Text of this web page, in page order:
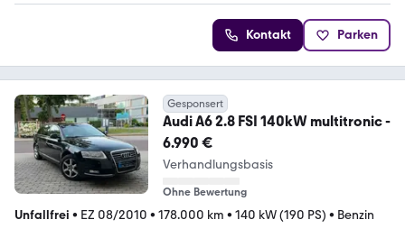
Kontakt Parken
Gesponsert
Audi A6 2.8 FSI 140kW multitronic -
6.990 €
Verhandlungsbasis
Ohne Bewertung
Unfallfrei • EZ 08/2010 • 178.000 km • 140 kW (190 PS) • Benzin